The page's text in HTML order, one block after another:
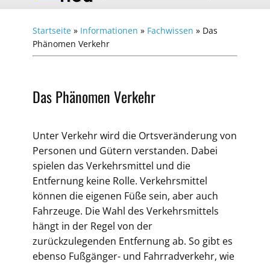
Startseite » Informationen » Fachwissen » Das
Phänomen Verkehr
Das Phänomen Verkehr
Unter Verkehr wird die Ortsveränderung von
Personen und Gütern verstanden. Dabei
spielen das Verkehrsmittel und die
Entfernung keine Rolle. Verkehrsmittel
können die eigenen Füße sein, aber auch
Fahrzeuge. Die Wahl des Verkehrsmittels
hängt in der Regel von der
zurückzulegenden Entfernung ab. So gibt es
ebenso Fußgänger- und Fahrradverkehr, wie